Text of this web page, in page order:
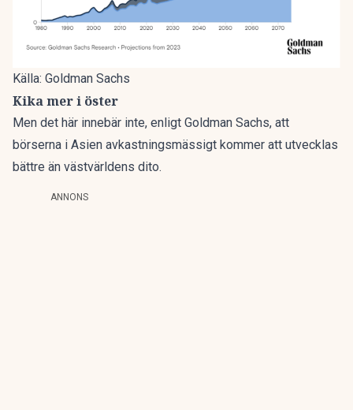
Källa: Goldman Sachs
Kika mer i öster
Men det här innebär inte, enligt Goldman Sachs, att
börserna i Asien avkastningsmässigt kommer att utvecklas
bättre än västvärldens dito.
ANNONS